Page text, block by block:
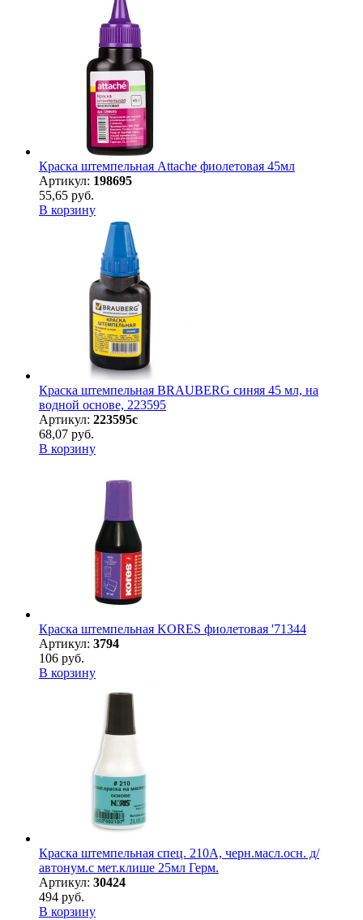
Краска штемпельная Attache фиолетовая 45мл
Артикул: 198695
55,65 руб.
В корзину
Краска штемпельная BRAUBERG синяя 45 мл, на
водной основе, 223595
Артикул: 223595с
68,07 руб.
В корзину
Краска штемпельная KORES фиолетовая '71344
Артикул: 3794
106 руб.
В корзину
Краска штемпельная спец. 210А, черн.масл.осн. д/
автонум.с мет.клише 25мл Герм.
Артикул: 30424
494 руб.
В корзину